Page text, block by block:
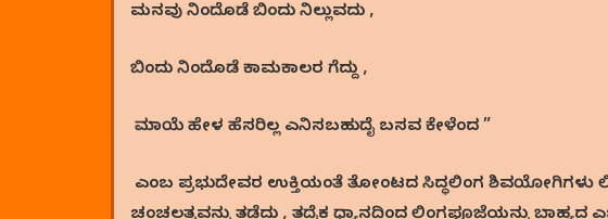
ಮನವು ನಿಂದೊಡೆ ಬಿಂದು ನಿಲ್ಲುವದು ,
ಬಿಂದು ನಿಂದೊಡೆ ಕಾಮಕಾಲರ ಗೆದ್ದು ,
ಮಾಯೆ ಹೇಳ ಹೆಸರಿಲ್ಲ ಎನಿಸಬಹುದೈ ಬಸವ ಕೇಳೆಂದ ”
ಎಂಬ ಪ್ರಭುದೇವರ ಉಕ್ತಿಯಂತೆ ತೋಂಟದ ಸಿದ್ಧಲಿಂಗ ಶಿವಯೋಗಿಗಳು